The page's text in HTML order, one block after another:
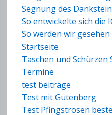
Segnung des
So entwickelte sich die
So werden wir gesehen
Startseite
Taschen und Schürzen
Termine
test beiträge
Test mit Gutenberg
Test Pfingstrosen